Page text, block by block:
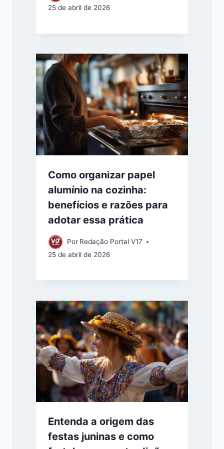
25 de abril de 2026
Como organizar papel
alumínio na cozinha:
benefícios e razões para
adotar essa prática
Por Redação Portal V17
25 de abril de 2026
Entenda a origem das
festas juninas e como